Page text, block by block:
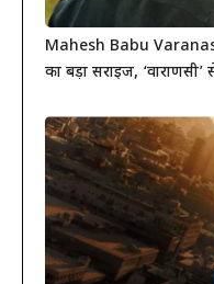
Mahesh Babu
का बड़ा सरप्राइज,